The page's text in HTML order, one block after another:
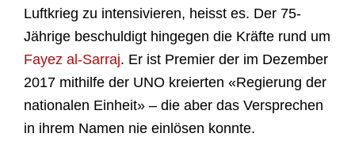
Luftkrieg zu intensivieren, heisst es. Der 75-
Jährige beschuldigt hingegen die Kräfte rund um
Fayez al-Sarraj. Er ist Premier der im Dezember
2017 mithilfe der UNO kreierten «Regierung der
nationalen Einheit» – die aber das Versprechen
in ihrem Namen nie einlösen konnte.